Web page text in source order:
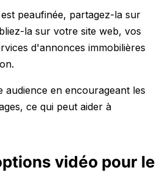
peaufinée, partagez-la sur
la sur votre site web, vos
d'annonces immobilières
audience en encourageant les
ce qui peut aider à
vidéo pour le